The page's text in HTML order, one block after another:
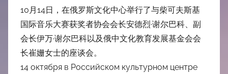
10月14日，在俄罗斯文化中心举行了与柴可夫斯基
国际音乐大赛获奖者协会会长安德烈·谢尔巴科、副
会长伊万·谢尔巴科以及俄中文化教育发展基金会会
长崔姗女士的座谈会。
14 октября в Российском культурном центре